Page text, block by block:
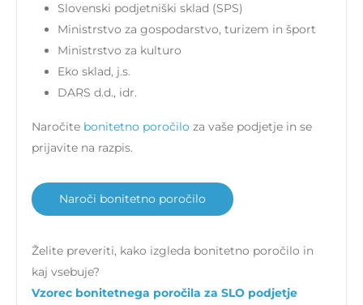
Slovenski podjetniški sklad (SPS)
Ministrstvo za gospodarstvo, turizem in šport
Ministrstvo za kulturo
Eko sklad, j.s.
DARS d.d., idr.
Naročite bonitetno poročilo za vaše podjetje in se
prijavite na razpis.
Naroči bonitetno poročilo
Želite preveriti, kako izgleda bonitetno poročilo in
kaj vsebuje?
Vzorec bonitetnega poročila za SLO podjetje